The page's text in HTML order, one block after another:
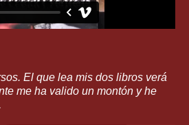
El que lea mis dos libros verá
me ha valido un montón y he